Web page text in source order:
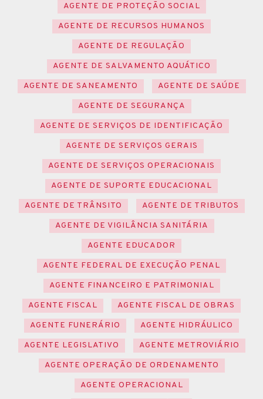
AGENTE DE PROTEÇÃO SOCIAL
AGENTE DE RECURSOS HUMANOS
AGENTE DE REGULAÇÃO
AGENTE DE SALVAMENTO AQUÁTICO
AGENTE DE SANEAMENTO
AGENTE DE SAÚDE
AGENTE DE SEGURANÇA
AGENTE DE SERVIÇOS DE IDENTIFICAÇÃO
AGENTE DE SERVIÇOS GERAIS
AGENTE DE SERVIÇOS OPERACIONAIS
AGENTE DE SUPORTE EDUCACIONAL
AGENTE DE TRÂNSITO
AGENTE DE TRIBUTOS
AGENTE DE VIGILÂNCIA SANITÁRIA
AGENTE EDUCADOR
AGENTE FEDERAL DE EXECUÇÃO PENAL
AGENTE FINANCEIRO E PATRIMONIAL
AGENTE FISCAL
AGENTE FISCAL DE OBRAS
AGENTE FUNERÁRIO
AGENTE HIDRÁULICO
AGENTE LEGISLATIVO
AGENTE METROVIÁRIO
AGENTE OPERAÇÃO DE ORDENAMENTO
AGENTE OPERACIONAL